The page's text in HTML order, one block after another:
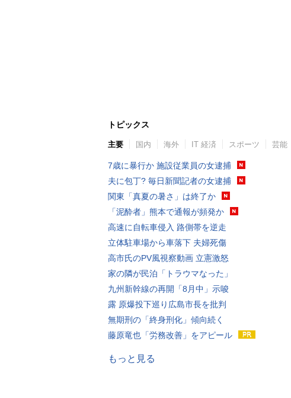
トピックス
主要 国内 海外 IT 経済 スポーツ 芸能
7歳に暴行か 施設従業員の女逮捕
夫に包丁? 毎日新聞記者の女逮捕
関東「真夏の暑さ」は終了か
「泥酔者」熊本で通報が頻発か
高速に自転車侵入 路側帯を逆走
立体駐車場から車落下 夫婦死傷
高市氏のPV風視察動画 立憲激怒
家の隣が民泊「トラウマなった」
九州新幹線の再開「8月中」示唆
露 原爆投下巡り広島市長を批判
無期刑の「終身刑化」傾向続く
藤原竜也「労務改善」をアピール
もっと見る